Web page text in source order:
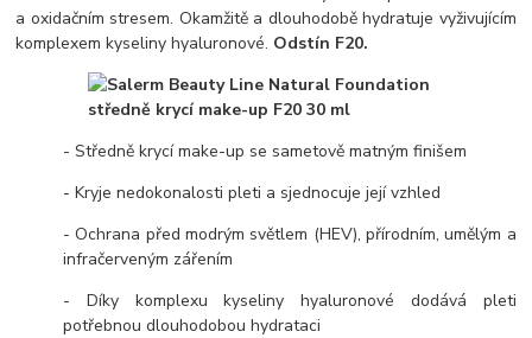
a oxidačním stresem. Okamžitě a dlouhodobě hydratuje vyživujícím
komplexem kyseliny hyaluronové. Odstín F20.
- Středně krycí make-up se sametově matným finišem
- Kryje nedokonalosti pleti a sjednocuje její vzhled
- Ochrana před modrým světlem (HEV), přírodním, umělým a
infračerveným zářením
- Díky komplexu kyseliny hyaluronové dodává pleti
potřebnou dlouhodobou hydrataci